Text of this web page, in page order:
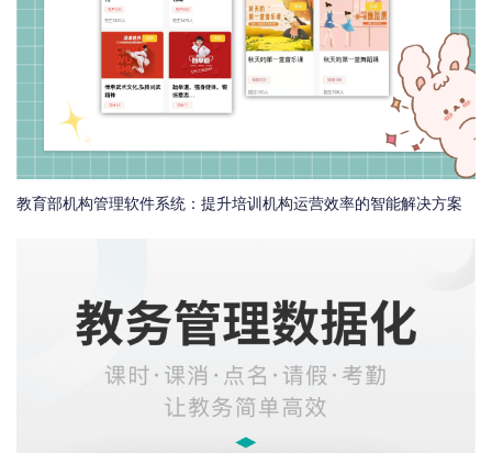
教育部机构管理软件系统：提升培训机构运营效率的智能解决方案